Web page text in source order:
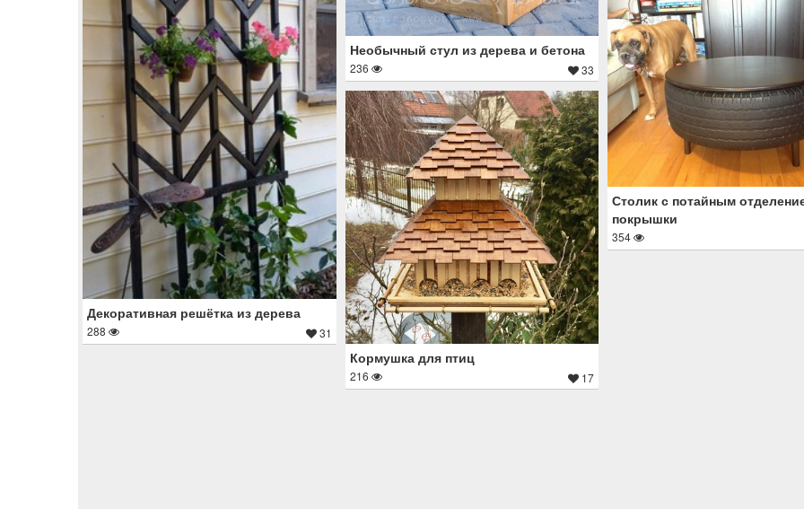
Необычный стул из дерева и бетона
236 33
Декоративная решётка из дерева
288 31
Столик с потайным
покрышки
354
Кормушка для птиц
216 17